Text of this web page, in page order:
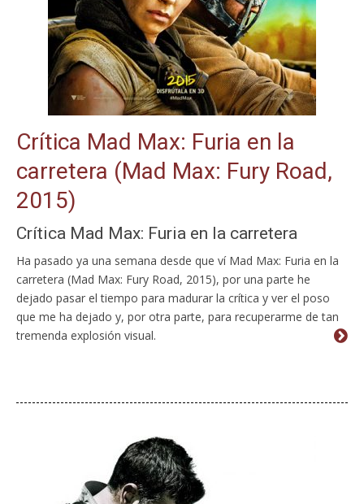
Crítica Mad Max: Furia en la
carretera (Mad Max: Fury Road,
2015)
Crítica Mad Max: Furia en la carretera
Ha pasado ya una semana desde que ví Mad Max: Furia en la
carretera (Mad Max: Fury Road, 2015), por una parte he
dejado pasar el tiempo para madurar la crítica y ver el poso
que me ha dejado y, por otra parte, para recuperarme de tan
tremenda explosión visual.